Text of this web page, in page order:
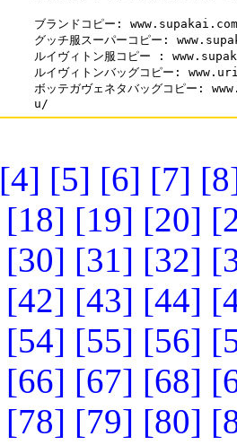
ブランドコピー:
グッチ服スーパーコピー:
ルイヴィトン服コピー :
ルイヴィトンバッグコピー:
ボッテガヴェネタバッグコピー:
u/
[4] [5] [6] [7]
[18] [19] [20]
[30] [31] [32]
[42] [43] [44]
[54] [55] [56]
[66] [67] [68]
[78] [79] [80]